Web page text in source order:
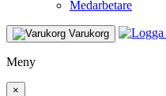
Medarbetare
Varukorg
Meny
×